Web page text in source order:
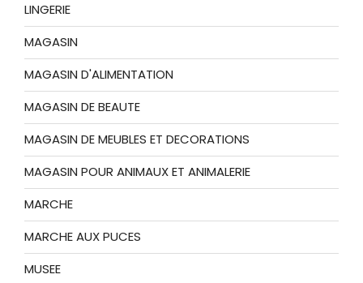
LINGERIE
MAGASIN
MAGASIN D'ALIMENTATION
MAGASIN DE BEAUTE
MAGASIN DE MEUBLES ET DECORATIONS
MAGASIN POUR ANIMAUX ET ANIMALERIE
MARCHE
MARCHE AUX PUCES
MUSEE